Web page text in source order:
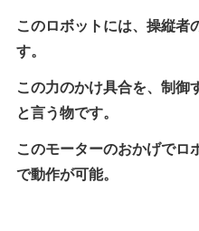
このロボットには、操縦者
す。
この力のかけ具合を、制御
と言う物です。
このモーターのおかげでロ
で動作が可能。